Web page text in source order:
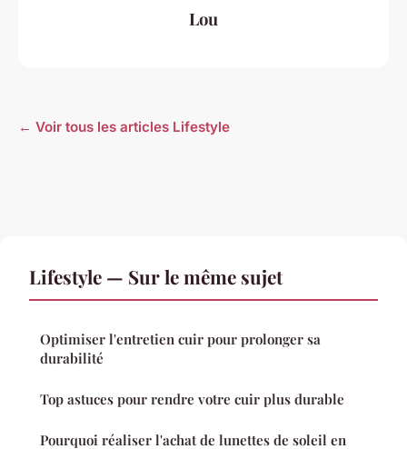
Lou
← Voir tous les articles Lifestyle
Lifestyle — Sur le même sujet
Optimiser l'entretien cuir pour prolonger sa
durabilité
Top astuces pour rendre votre cuir plus durable
Pourquoi réaliser l'achat de lunettes de soleil en